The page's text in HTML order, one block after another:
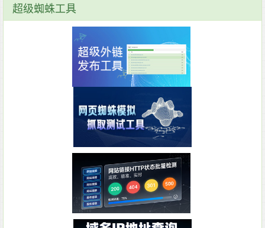
超级蜘蛛工具